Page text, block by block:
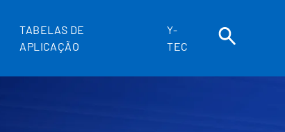
TABELAS DE
APLICAÇÃO
Y-
TEC